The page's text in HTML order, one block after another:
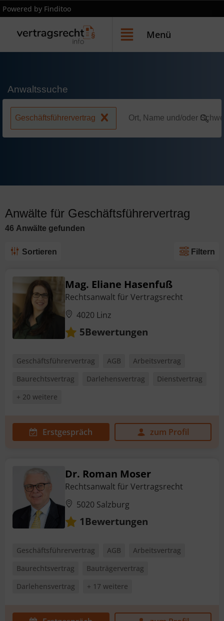
Powered by Finditoo
Menü
Anwaltssuche
Geschäftsführervertrag
Anwälte für Geschäftsführervertrag
46 Anwälte gefunden
Sortieren Filtern
Mag. Eliane Hasenfuß
Rechtsanwalt für Vertragsrecht
4020 Linz
5Bewertungen
Geschäftsführervertrag AGB
Arbeitsvertrag
Baurechtsvertrag
Darlehensvertrag
Dienstvertrag
+ 20 weitere
Erstgespräch zum Profil
Dr. Roman Moser
Rechtsanwalt für Vertragsrecht
5020 Salzburg
1Bewertungen
Geschäftsführervertrag AGB
Arbeitsvertrag
Baurechtsvertrag
Bauträgervertrag
Darlehensvertrag
+ 17 weitere